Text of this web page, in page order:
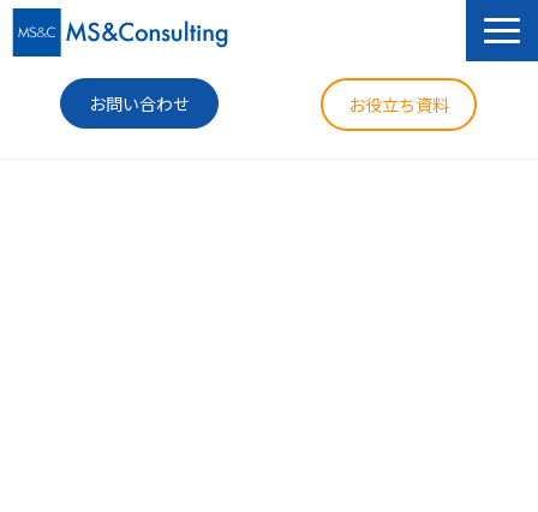
お問い合わせ お役立ち資料